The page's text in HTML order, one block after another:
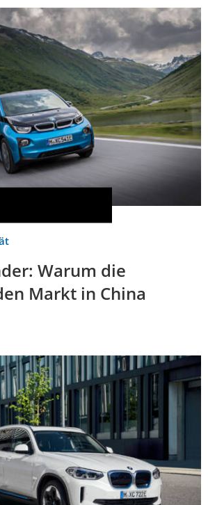
Warum die
Markt in China